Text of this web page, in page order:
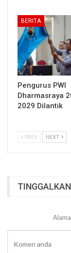
BERITA
Pengurus PWI
Dharmasraya
2029 Dilantik
PREV NEXT